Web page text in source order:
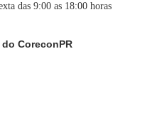
das 9:00 as 18:00 horas
CoreconPR